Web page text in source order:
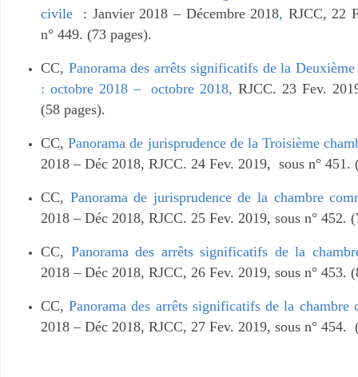
civile
: Janvier 2018 – Décembre 2018, RJCC, 22
n° 449. (73 pages).
CC, Panorama des arrêts significatifs de la
: octobre 2018 – octobre 2018, RJCC. 23 Fev.
(58 pages).
CC,Panorama de jurisprudence de la Troisième
2018 – Déc 2018, RJCC. 24 Fev. 2019, sous n° 451.
CC, Panorama de jurisprudence de la chambre
2018 – Déc 2018, RJCC. 25 Fev. 2019, sous n° 452.
CC, Panorama des arrêts significatifs de la
2018 – Déc 2018, RJCC, 26 Fev. 2019, sous n° 453.
CC,Panorama des arrêts significatifs de la
2018 – Déc 2018, RJCC, 27 Fev. 2019, sous n° 454.